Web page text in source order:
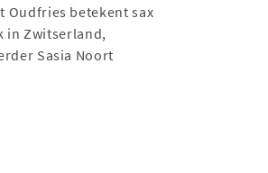
Oudfries betekent sax
in Zwitserland,
Sasia Noort